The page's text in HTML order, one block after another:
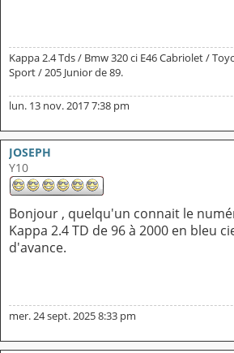
Kappa 2.4 Tds / Bmw 320 ci E46 Cabriolet /
Sport / 205 Junior de 89.
lun. 13 nov. 2017 7:38 pm
JOSEPH
Y10
Bonjour , quelqu'un connait le
Kappa 2.4 TD de 96 à 2000 en bleu
d'avance.
mer. 24 sept. 2025 8:33 pm